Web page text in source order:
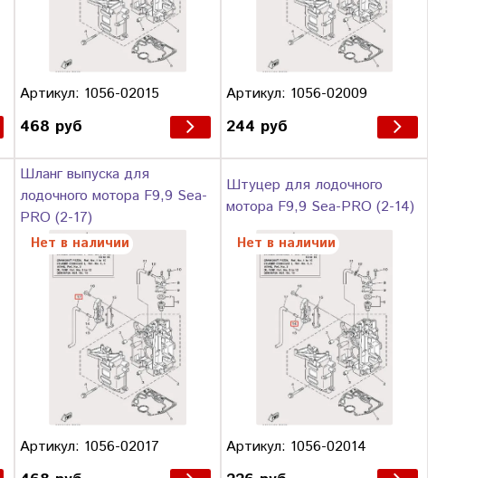
Артикул: 1056-02015
468 руб
Артикул: 1056-02009
244 руб
Шланг выпуска для
лодочного мотора F9,9 Sea-
PRO (2-17)
Нет в наличии
Артикул: 1056-02017
Штуцер для лодочного
мотора F9,9 Sea-PRO (2-14)
Нет в наличии
Артикул: 1056-02014